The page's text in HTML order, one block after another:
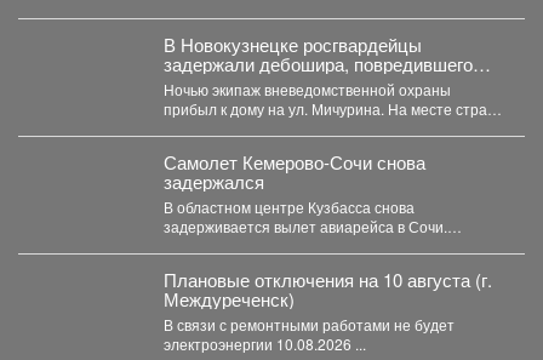
неприкосновенности малолетней девочки....
В Новокузнецке росгвардейцы
задержали дебошира, повредившего
окно и дверь квартиры сожительницы
Ночью экипаж вневедомственной охраны
прибыл к дому на ул. Мичурина. На месте стражи
Самолет Кемерово-Сочи снова
задержался
В областном центре Кузбасса снова
задерживается вылет авиарейса в Сочи.
Плановые отключения на 10 августа (г.
Междуреченск)
В связи с ремонтными работами не будет
электроэнергии 10.08.2026 ...